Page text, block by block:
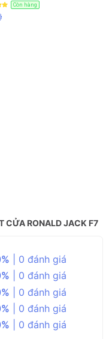
Còn hàng
CỬA RONALD JACK F7
| 0 đánh giá
| 0 đánh giá
| 0 đánh giá
| 0 đánh giá
| 0 đánh giá